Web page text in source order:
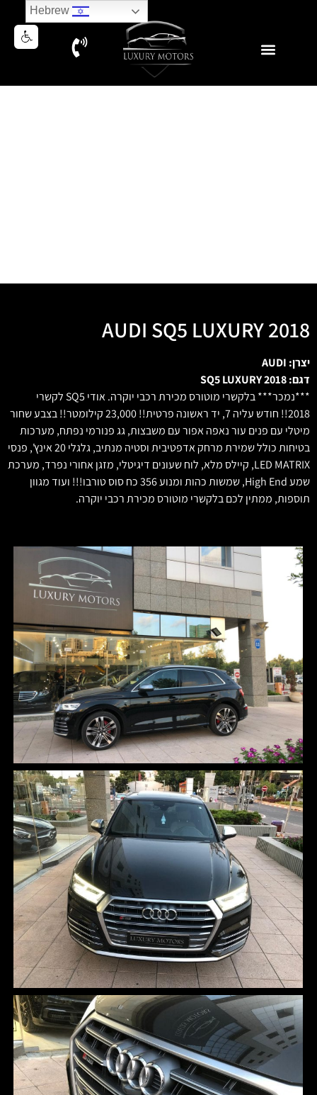
AUDI SQ5 LUXURY 2018
יצרן: AUDI
דגם: SQ5 LUXURY 2018
***נמכר*** בלקשרי מוטורס מכירת רכבי יוקרה. אודי SQ5 לקשרי
2018!! חודש עליה 7, יד ראשונה פרטית!! 23,000 קילומטר!! בצבע שחור
מיטלי עם פנים עור נאפה אפור עם משבצות, גג פנורמי נפתח, מערכות
בטיחות כולל שמירת מרחק אדפטיבית וסטיה מנתיב, גלגלי 20 אינץ', פנסי
LED MATRIX, קיילס מלא, לוח שעונים דיגיטלי, מזגן אחורי נפרד, מערכת
שמע High End, שמשות כהות ומנוע 356 כח סוס טורבו!!! ועוד מגוון
תוספות, ממתין לכם בלקשרי מוטורס מכירת רכבי יוקרה.
Hebrew